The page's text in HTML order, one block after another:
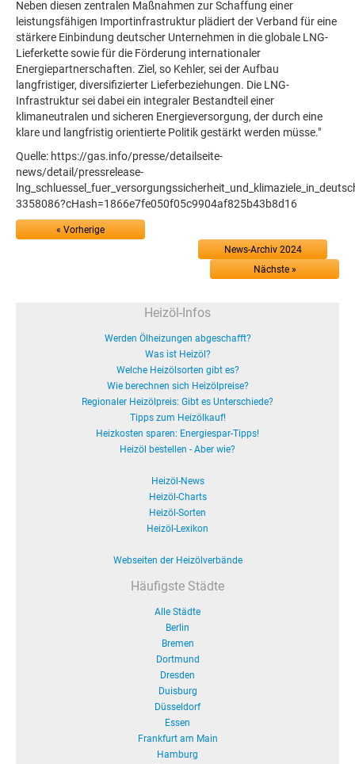
Neben diesen zentralen Maßnahmen zur Schaffung einer
leistungsfähigen Importinfrastruktur plädiert der Verband für eine
stärkere Einbindung deutscher Unternehmen in die globale LNG-
Lieferkette sowie für die Förderung internationaler
Energiepartnerschaften. Ziel, so Kehler, sei der Aufbau
langfristiger, diversifizierter Lieferbeziehungen. Die LNG-
Infrastruktur sei dabei ein integraler Bestandteil einer
klimaneutralen und sicheren Energieversorgung, der durch eine
klare und langfristig orientierte Politik gestärkt werden müsse."
Quelle: https://gas.info/presse/detailseite-
news/detail/pressrelease-
3358086?cHash=1866e7fe050f05c9904af825b43b8d16
« Vorherige
News-Archiv 2024
Nächste »
Heizöl-Infos
Werden Ölheizungen abgeschafft?
Was ist Heizöl?
Welche Heizölsorten gibt es?
Wie berechnen sich Heizölpreise?
Regionaler Heizölpreis: Gibt es Unterschiede?
Tipps zum Heizölkauf!
Heizkosten sparen: Energiespar-Tipps!
Heizöl bestellen - Aber wie?
Heizöl-News
Heizöl-Charts
Heizöl-Sorten
Heizöl-Lexikon
Webseiten der Heizölverbände
Häufigste Städte
Alle Städte
Berlin
Bremen
Dortmund
Dresden
Duisburg
Düsseldorf
Essen
Frankfurt am Main
Hamburg